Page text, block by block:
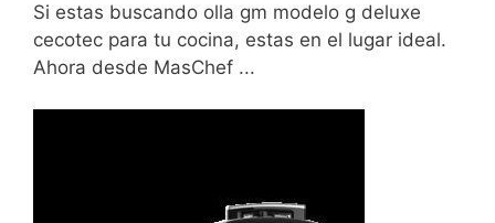
Si estas buscando olla gm modelo g deluxe
cecotec para tu cocina, estas en el lugar ideal.
Ahora desde MasChef ...